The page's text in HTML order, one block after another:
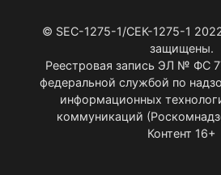
© SEC-1275-1/СЕК-1275-1
защищены.
Реестровая запись ЭЛ № ФС
федеральной службой по
информационных
коммуникаций
Контент 16+